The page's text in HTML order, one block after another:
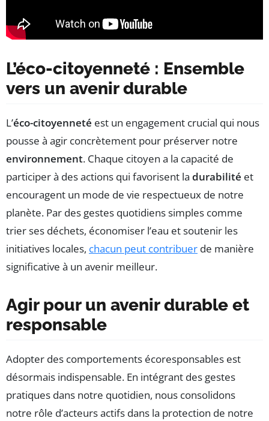
L’éco-citoyenneté : Ensemble
vers un avenir durable
L’éco-citoyenneté est un engagement crucial qui nous
pousse à agir concrètement pour préserver notre
environnement. Chaque citoyen a la capacité de
participer à des actions qui favorisent la durabilité et
encouragent un mode de vie respectueux de notre
planète. Par des gestes quotidiens simples comme
trier ses déchets, économiser l’eau et soutenir les
initiatives locales, chacun peut contribuer de manière
significative à un avenir meilleur.
Agir pour un avenir durable et
responsable
Adopter des comportements écoresponsables est
désormais indispensable. En intégrant des gestes
pratiques dans notre quotidien, nous consolidons
notre rôle d’acteurs actifs dans la protection de notre